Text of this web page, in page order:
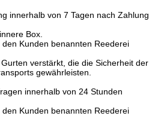
innerhalb von 7 Tagen nach Zahlung
Box.
Kunden benannten Reederei
verstärkt, die die Sicherheit der
gewährleisten.
innerhalb von 24 Stunden
Kunden benannten Reederei